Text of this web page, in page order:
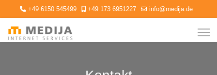
+49 6150 545499 +49 173 6951227 info@medija.de